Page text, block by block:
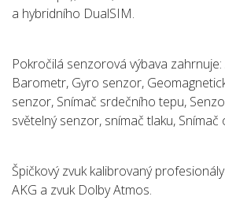
a hybridního DualSIM.
Pokročilá senzorová výbava
Barometr, Gyro senzor,
senzor, Snímač srdečního tepu,
světelný senzor, snímač tlaku, Snímač
Špičkový zvuk kalibrovaný
AKG a zvuk Dolby Atmos.